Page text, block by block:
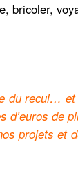
bricoler,
du recul…
d’euros de
projets et